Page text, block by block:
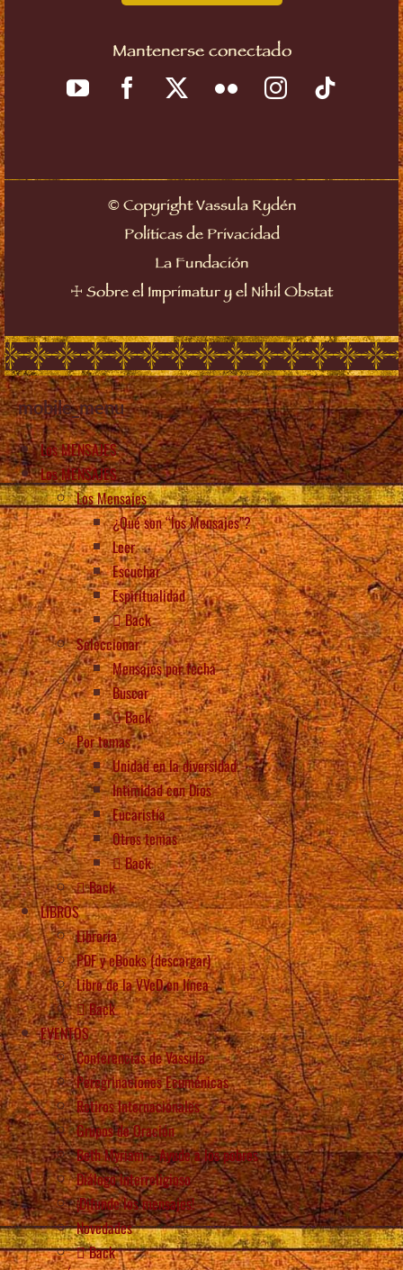
Mantenerse conectado
©Copyright Vassula Rydén
Políticas de Privacidad
La Fundación
☩ Sobre el Imprimatur y el Nihil Obstat
mobile_menu
Los MENSAJES
Los MENSAJES
Los Mensajes
¿Qué son “los Mensajes”?
Leer
Escuchar
Espiritualidad
Back
Seleccionar
Mensajes por fecha
Buscar
Back
Por temas
Unidad en la diversidad
Intimidad con Dios
Eucaristía
Otros temas
Back
Back
LIBROS
Librería
PDF y eBooks (descargar)
Libro de la VVeD en línea
Back
EVENTOS
Conferencias de Vassula
Peregrinaciones Ecuménicas
Retiros Internacionales
Grupos de Oración
Beth Myriam – Ayude a los pobres
Diálogo interreligioso
¡Difunde los mensajes!
Novedades
Back